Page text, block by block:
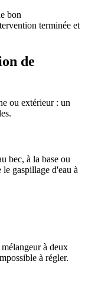
bon
terminée et
de
ou extérieur : un
bec, à la base ou
gaspillage d'eau à
à deux
à régler.